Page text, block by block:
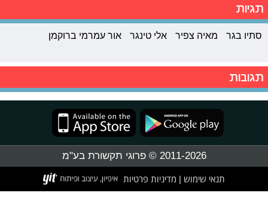
תגיות
סתיו בגר מאיה צפיר אלי טינגר אור עמרמי ברוקמן
תגובות
2011-2026 © פרוגי תקשורת בע"מ
תנאי שימוש | מדיניות פרטיות